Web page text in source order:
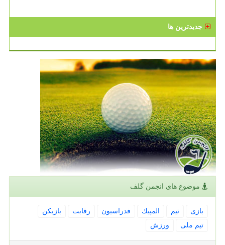
جدیدترین ها
موضوع های انجمن گلف
بازی تیم المپیك فدراسیون رقابت
بازیكن
تیم ملی
ورزش